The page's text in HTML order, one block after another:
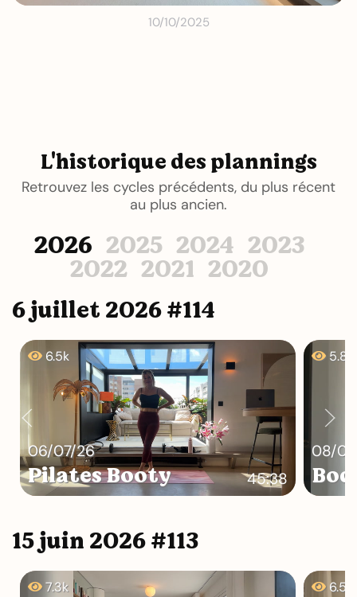
10/10/2025
L'historique des plannings
Retrouvez les cycles précédents, du plus récent
au plus ancien.
2026 2025 2024 2023
2022 2021 2020
6 juillet 2026 #114
06/07/26
Pilates Booty 45:38
6.5k
08/
5.8k
15 juin 2026 #113
7.3k 6.5k